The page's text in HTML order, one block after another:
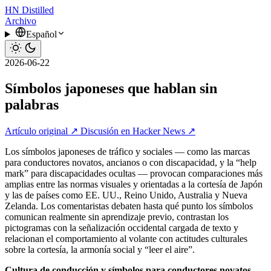
HN Distilled
Archivo
Español
2026-06-22
Símbolos japoneses que hablan sin
palabras
Artículo original ↗ Discusión en Hacker News ↗
Los símbolos japoneses de tráfico y sociales — como las marcas
para conductores novatos, ancianos o con discapacidad, y la “help
mark” para discapacidades ocultas — provocan comparaciones más
amplias entre las normas visuales y orientadas a la cortesía de Japón
y las de países como EE. UU., Reino Unido, Australia y Nueva
Zelanda. Los comentaristas debaten hasta qué punto los símbolos
comunican realmente sin aprendizaje previo, contrastan los
pictogramas con la señalización occidental cargada de texto y
relacionan el comportamiento al volante con actitudes culturales
sobre la cortesía, la armonía social y “leer el aire”.